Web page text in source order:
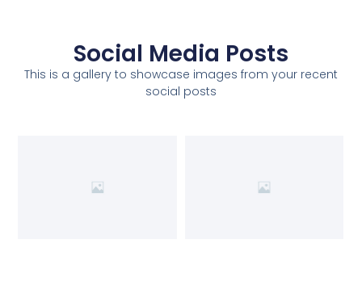
Social Media Posts
This is a gallery to showcase images from your recent
social posts